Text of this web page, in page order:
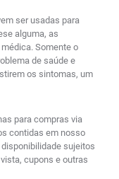
ser usadas para
alguma, as
Somente o
de saúde e
os sintomas, um
para compras via
contidas em nosso
sujeitos
cupons e outras